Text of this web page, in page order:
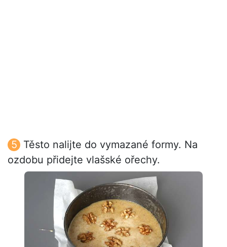
Těsto nalijte do vymazané formy. Na
ozdobu přidejte vlašské ořechy.